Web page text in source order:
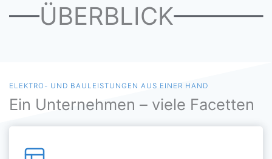
ÜBERBLICK
ELEKTRO- UND BAULEISTUNGEN AUS EINER HAND
Ein Unternehmen – viele Facetten